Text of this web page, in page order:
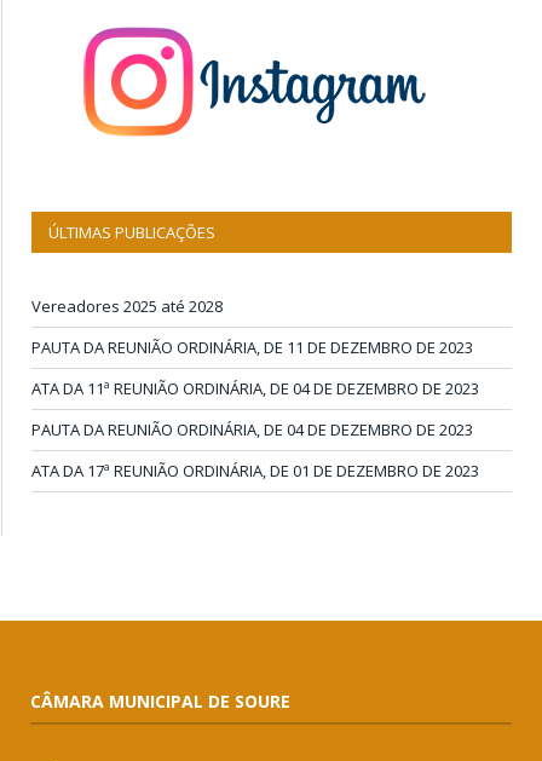
ÚLTIMAS PUBLICAÇÕES
Vereadores 2025 até 2028
PAUTA DA REUNIÃO ORDINÁRIA, DE 11 DE DEZEMBRO DE 2023
ATA DA 11ª REUNIÃO ORDINÁRIA, DE 04 DE DEZEMBRO DE 2023
PAUTA DA REUNIÃO ORDINÁRIA, DE 04 DE DEZEMBRO DE 2023
ATA DA 17ª REUNIÃO ORDINÁRIA, DE 01 DE DEZEMBRO DE 2023
CÂMARA MUNICIPAL DE SOURE